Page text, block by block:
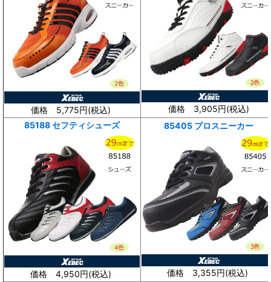
価格 5,775円(税込) 価格 3,905円(税込)
85188 セフティシューズ
価格 4,950円(税込)
85405 プロスニーカー
価格 3,355円(税込)